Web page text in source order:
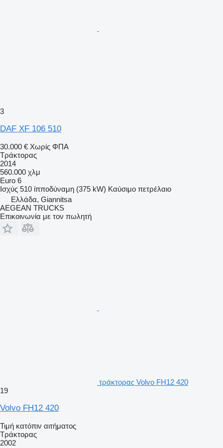
3
DAF XF 106 510
30.000 € Χωρίς ΦΠΑ
Τράκτορας
2014
560.000 χλμ
Euro 6
Ισχύς 510 ίπποδύναμη (375 kW) Καύσιμο πετρέλαιο
Ελλάδα, Giannitsa
AEGEAN TRUCKS
Επικοινωνία με τον πωλητή
τράκτορας Volvo FH12 420
19
Volvo FH12 420
Τιμή κατόπιν αιτήματος
Τράκτορας
2002